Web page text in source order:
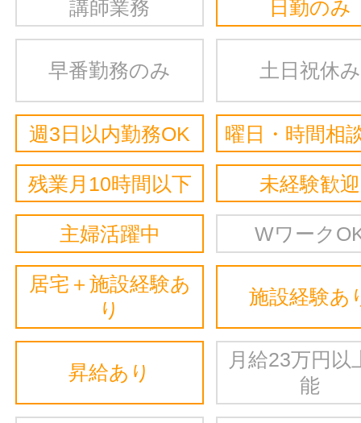
講師業務 日勤のみ
早番勤務のみ 土日祝休み
週3日以内勤務OK 曜日・時間相
残業月10時間以下 未経験歓迎
主婦活躍中 Wワーク
居宅＋施設経験あ
り
施設経験あ
昇給あり
月給23万円以
能